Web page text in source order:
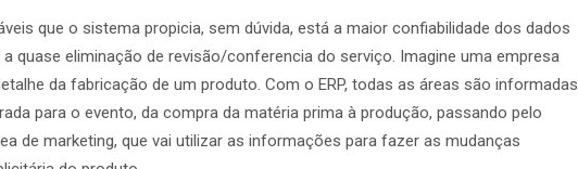
que o sistema propicia, sem dúvida, está a maior confiabilidade dos dados
quase eliminação de revisão/conferencia do serviço. Imagine uma empresa
da fabricação de um produto. Com o ERP, todas as áreas são informadas
para o evento, da compra da matéria prima à produção, passando pelo
de marketing, que vai utilizar as informações para fazer as mudanças